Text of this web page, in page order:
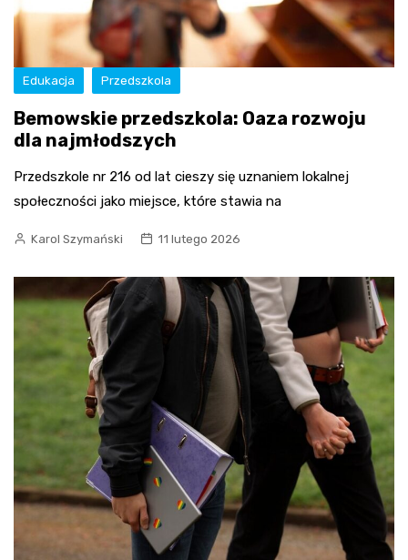
Edukacja Przedszkola
Bemowskie przedszkola: Oaza rozwoju
dla najmłodszych
Przedszkole nr 216 od lat cieszy się uznaniem lokalnej
społeczności jako miejsce, które stawia na
Karol Szymański 11 lutego 2026